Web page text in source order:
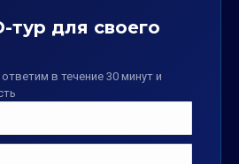
тур для своего
в течение 30 минут и